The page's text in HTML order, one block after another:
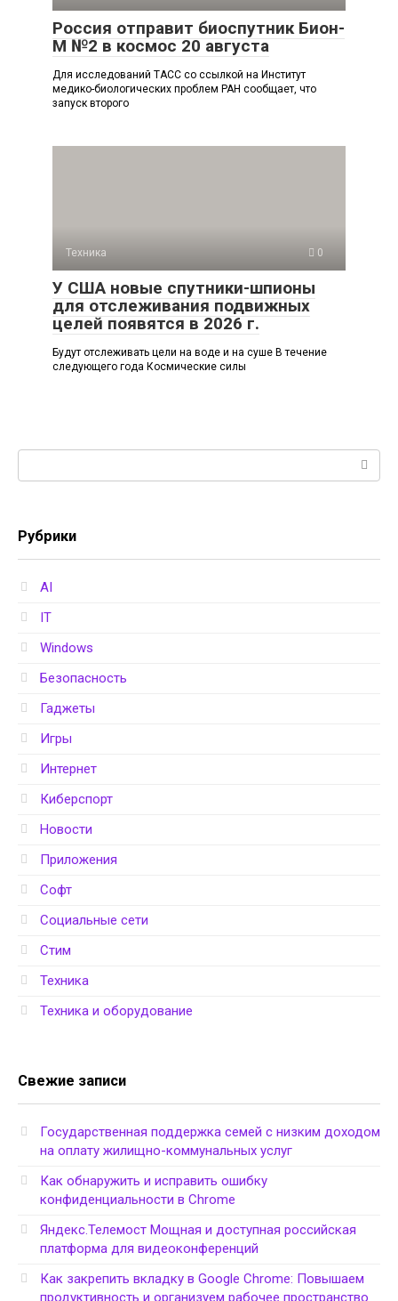
Россия отправит биоспутник Бион-
М №2 в космос 20 августа
Для исследований ТАСС со ссылкой на Институт
медико-биологических проблем РАН сообщает, что
запуск второго
Техника 0
У США новые спутники-шпионы
для отслеживания подвижных
целей появятся в 2026 г.
Будут отслеживать цели на воде и на суше В течение
следующего года Космические силы
Рубрики
AI
IT
Windows
Безопасность
Гаджеты
Игры
Интернет
Киберспорт
Новости
Приложения
Софт
Социальные сети
Стим
Техника
Техника и оборудование
Свежие записи
Государственная поддержка семей с низким доходом
на оплату жилищно-коммунальных услуг
Как обнаружить и исправить ошибку
конфиденциальности в Chrome
Яндекс.Телемост Мощная и доступная российская
платформа для видеоконференций
Как закрепить вкладку в Google Chrome: Повышаем
продуктивность и организуем рабочее пространство